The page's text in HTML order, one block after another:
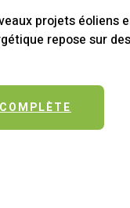
projets éoliens
repose sur